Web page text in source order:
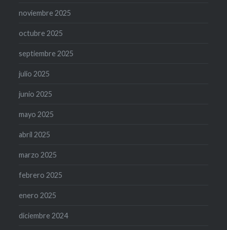
noviembre 2025
octubre 2025
septiembre 2025
julio 2025
junio 2025
mayo 2025
abril 2025
marzo 2025
febrero 2025
enero 2025
diciembre 2024